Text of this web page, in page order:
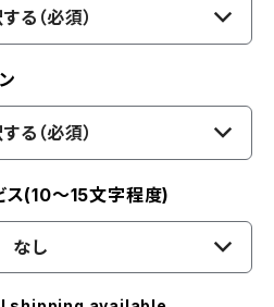
る（必須）
る（必須）
ス(10〜15文字程度)
なし